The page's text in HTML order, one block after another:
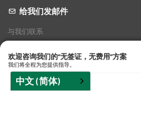
给我们发邮件
与我们联系
欢迎咨询我们的“无签证，无费用”方案
我们将全程为您提供指导。
中文 (简体)